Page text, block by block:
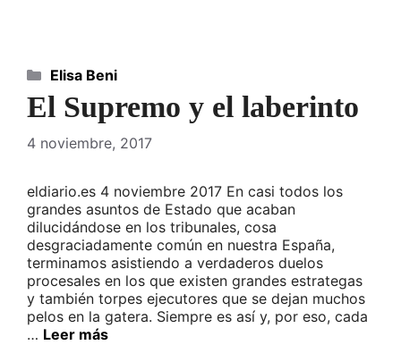
El Supremo y el laberinto
4 noviembre, 2017
eldiario.es 4 noviembre 2017 En casi todos los
grandes asuntos de Estado que acaban
dilucidándose en los tribunales, cosa
desgraciadamente común en nuestra España,
terminamos asistiendo a verdaderos duelos
procesales en los que existen grandes estrategas
y también torpes ejecutores que se dejan muchos
pelos en la gatera. Siempre es así y, por eso, cada
… Leer más
Categorías
Elisa Beni